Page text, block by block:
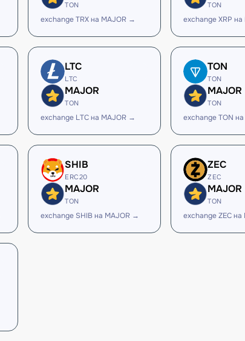
TON
exchange TRX на MAJOR →
TON
exchange XRP
LTC
LTC
MAJOR
TON
exchange LTC на MAJOR →
TON
TON
MAJOR
TON
exchange TON
SHIB
ERC20
MAJOR
TON
exchange SHIB на MAJOR →
ZEC
ZEC
MAJOR
TON
exchange ZEC на